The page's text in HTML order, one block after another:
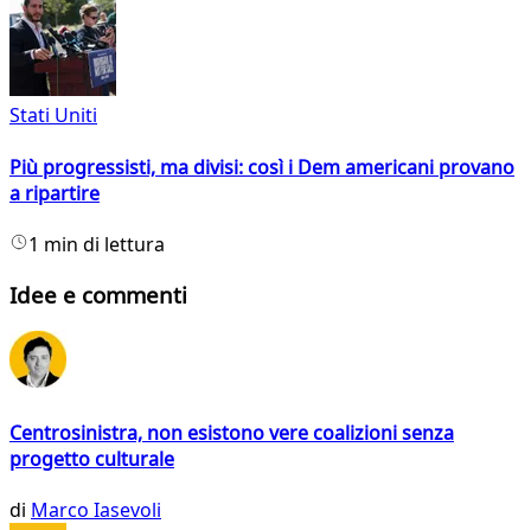
Stati Uniti
Più progressisti, ma divisi: così i Dem americani provano
a ripartire
1 min di lettura
Idee e commenti
Centrosinistra, non esistono vere coalizioni senza
progetto culturale
di Marco Iasevoli